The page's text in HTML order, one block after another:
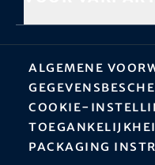
Algemene
Cookie-
Packaging